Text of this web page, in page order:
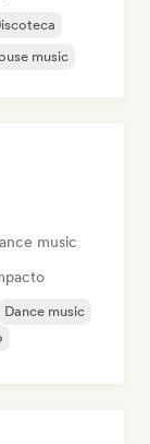
music
music
Dance music